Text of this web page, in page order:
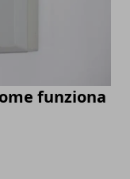
funziona